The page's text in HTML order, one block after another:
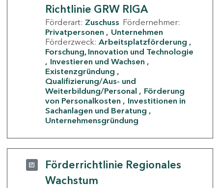
Richtlinie GRW RIGA
Förderart: Zuschuss Fördernehmer:
Privatpersonen
Unternehmen
Förderzweck: Arbeitsplatzförderung
Forschung, Innovation und Technologie
Investieren und Wachsen
Existenzgründung
Qualifizierung/Aus- und
Weiterbildung/Personal
Förderung
von Personalkosten
Investitionen in
Sachanlagen und Beratung
Unternehmensgründung
Förderrichtlinie Regionales
Wachstum